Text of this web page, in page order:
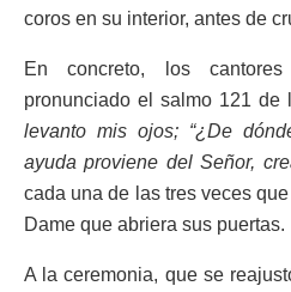
coros en su interior, antes de
En concreto, los
pronunciado el salmo 121 de
levanto mis ojos; “¿De
ayuda proviene del Señor,
cada una de las tres veces
Dame que abriera sus puertas.
A la ceremonia, que se